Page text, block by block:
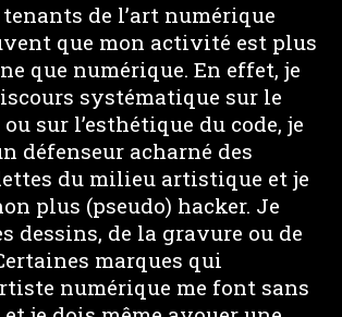
tenants de l’art numérique
que mon activité est plus
que numérique. En effet, je
systématique sur le
sur l’esthétique du code, je
défenseur acharné des
du milieu artistique et je
plus (pseudo) hacker. Je
dessins, de la gravure ou de
marques qui
numérique me font sans